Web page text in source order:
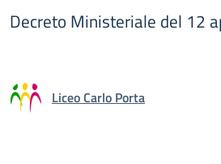
Decreto Ministeriale del 12
Liceo Carlo Porta